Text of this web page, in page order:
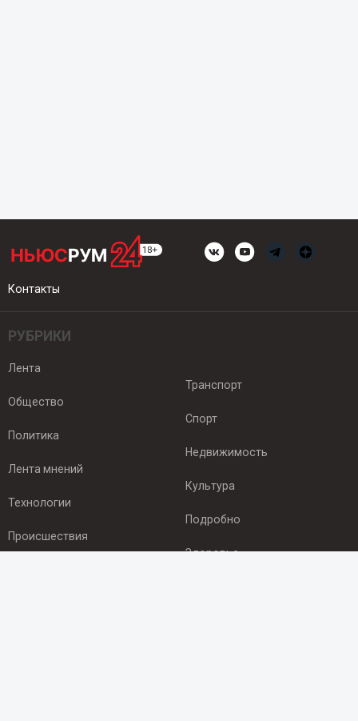
Контакты
РУБРИКИ
Лента
Общество
Политика
Лента мнений
Технологии
Происшествия
Транспорт
Спорт
Недвижимость
Культура
Подробно
Здоровье